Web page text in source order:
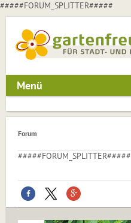
#####FORUM_SPLITTER#####
Menü
Forum
#####FORUM_SPLITTER#####